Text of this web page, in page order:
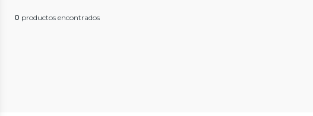
0 productos encontrados